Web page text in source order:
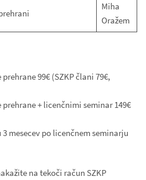
Miha
Oražem
prehrane99€ (SZKP člani 79€,
+ licenčnimi seminar 149€
mesecev po licenčnem seminarju
na tekoči račun SZKP